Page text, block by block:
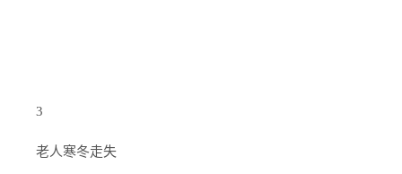
3
老人寒冬走失